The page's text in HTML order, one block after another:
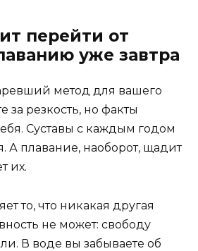
перейти от
уже завтра
метод для вашего
за резкость, но факты
Суставы с каждым годом
А плавание, наоборот, щадит
их.
то, что никакая другая
не может: свободу
В воде вы забываете об